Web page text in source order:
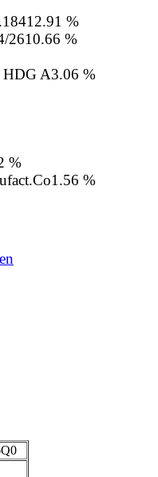
12.91 %
2610.66 %
A3.06 %
%
1.56 %